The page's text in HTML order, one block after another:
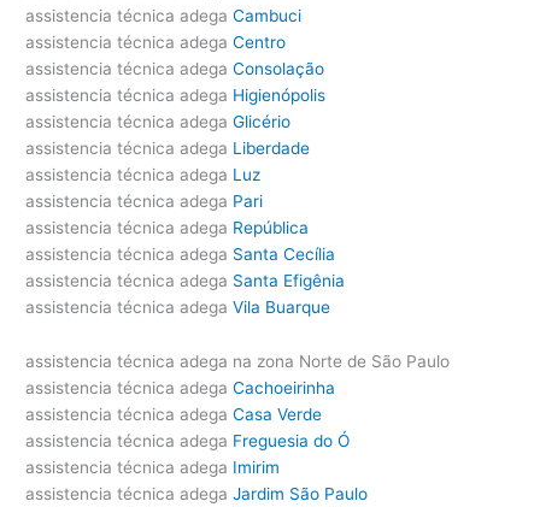
assistencia técnica adega Cambuci
assistencia técnica adega Centro
assistencia técnica adega Consolação
assistencia técnica adega Higienópolis
assistencia técnica adega Glicério
assistencia técnica adega Liberdade
assistencia técnica adega Luz
assistencia técnica adega Pari
assistencia técnica adega República
assistencia técnica adega Santa Cecília
assistencia técnica adega Santa Efigênia
assistencia técnica adega Vila Buarque
assistencia técnica adega na zona Norte de São Paulo
assistencia técnica adega Cachoeirinha
assistencia técnica adega Casa Verde
assistencia técnica adega Freguesia do Ó
assistencia técnica adega Imirim
assistencia técnica adega Jardim São Paulo